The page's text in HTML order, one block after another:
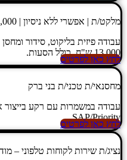
מלקט/ת | אפשרי ללא ניסיון | 12,000 ש"ח | רמלה
13,000 ש"ח, כולל הסעות.
לחץ כאן לפרטים
מחסנאי/ת טכני/ת בני ברק
עבודה במשמרות עם רקע בייצור
SAP/Priority.
לחץ כאן לפרטים
נציג/ת שירות לקוחות טלפוני –